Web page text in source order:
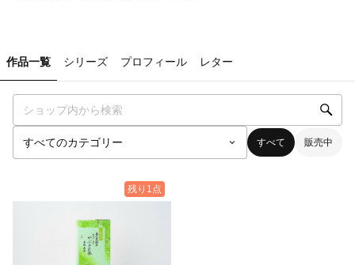
作品一覧 シリーズ プロフィール レター
すべて 販売中
残り1点